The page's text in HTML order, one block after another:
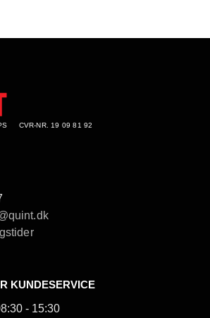
CVR-NR. 19 09 81 92
KUNDESERVICE
- 15:30